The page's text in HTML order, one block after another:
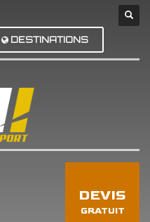
DESTINATIONS
DEVIS
GRATUIT